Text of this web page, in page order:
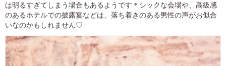
は明るすぎてしまう場合もあるようです＊シックな会場や、高級感
のあるホテルでの披露宴などは、落ち着きのある男性の声がお似合
いなのかもしれません♡